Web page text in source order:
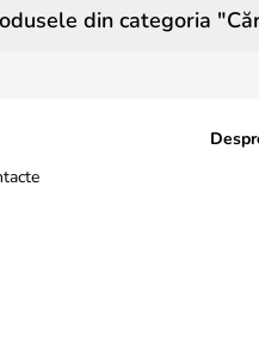
din categoria